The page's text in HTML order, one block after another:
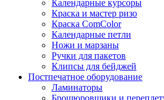
Календарные курсоры
Краска и мастер ризо
Краска ComColor
Календарные петли
Ножи и марзаны
Ручки для пакетов
Клипсы для бейджей
Постпечатное оборудование
Ламинаторы
Брошюровщики и